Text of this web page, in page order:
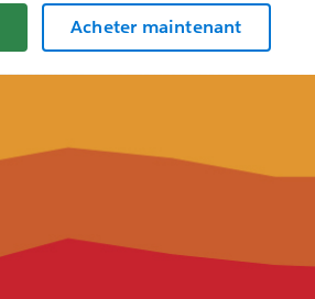
Acheter maintenant